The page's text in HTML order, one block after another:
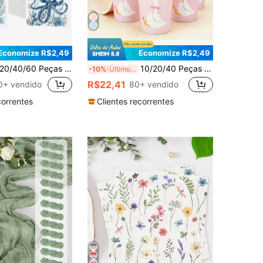
R$2,49
20/40/60 Peças Guardanapos de Papel com Animais do Oceano Azul, Guardanapos de Papel Descartáveis do Bottom do Mar, Guardanapos com Estampa de Tartaruga, Polvo, Caranguejo, Cavalo-Marinho, Decoração e Suprimentos para Festa de Aniversário na Praia de Verão
vendido
Economize R$2,49
-10% Últimos 2 dias 10/20/40 Peças Copos Descartáveis de Papel Rosa com Laço da Silly Goose para Festa de Aniversário, Adequado para Decoração de Festa de 1st Aniversário, 9oz
R$22,41 80+ vendido
Clientes recorrentes